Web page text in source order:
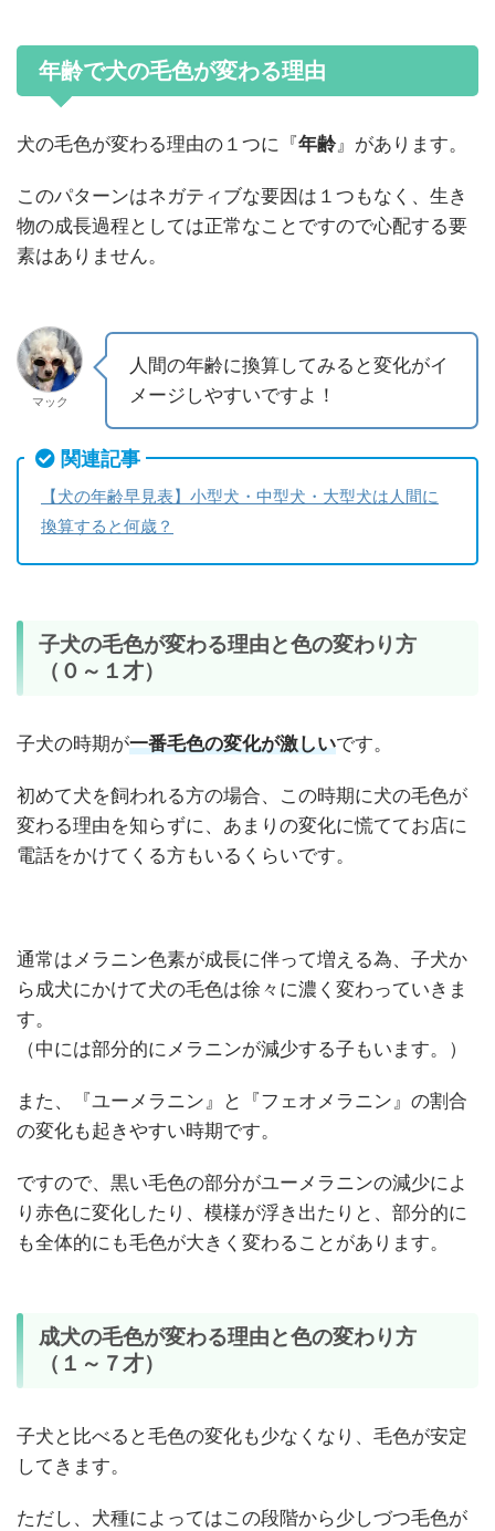
年齢で犬の毛色が変わる理由
犬の毛色が変わる理由の１つに『 年齢』があります。
このパターンはネガティブな要因は１つもなく、生き
物の成長過程としては正常なことですので心配する要
素はありません。
マック
人間の年齢に換算してみると変化がイ
メージしやすいですよ！
関連記事
【犬の年齢早見表】小型犬・中型犬・大型犬は人間に
換算すると何歳？
子犬の毛色が変わる理由と色の変わり方
（０～１才）
子犬の時期が一番毛色の変化が激しいです。
初めて犬を飼われる方の場合、この時期に犬の毛色が
変わる理由を知らずに、あまりの変化に慌ててお店に
電話をかけてくる方もいるくらいです。
通常はメラニン色素が成長に伴って増える為、子犬か
ら成犬にかけて犬の毛色は徐々に濃く変わっていきま
す。
（中には部分的にメラニンが減少する子もいます。）
また、『ユーメラニン』と『フェオメラニン』の割合
の変化も起きやすい時期です。
ですので、黒い毛色の部分がユーメラニンの減少によ
り赤色に変化したり、模様が浮き出たりと、部分的に
も全体的にも毛色が大きく変わることがあります。
成犬の毛色が変わる理由と色の変わり方
（１～７才）
子犬と比べると毛色の変化も少なくなり、毛色が安定
してきます。
ただし、犬種によってはこの段階から少しづつ毛色が